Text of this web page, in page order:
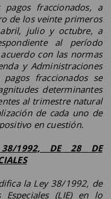
fraccionados, a
de los veinte primeros
julio y octubre, a
al período
con las normas
y Administraciones
fraccionados se
determinantes
al trimestre natural
de cada uno de
en cuestión.
38/1992, DE 28 DE
la Ley 38/1992, de
(LIE) en lo